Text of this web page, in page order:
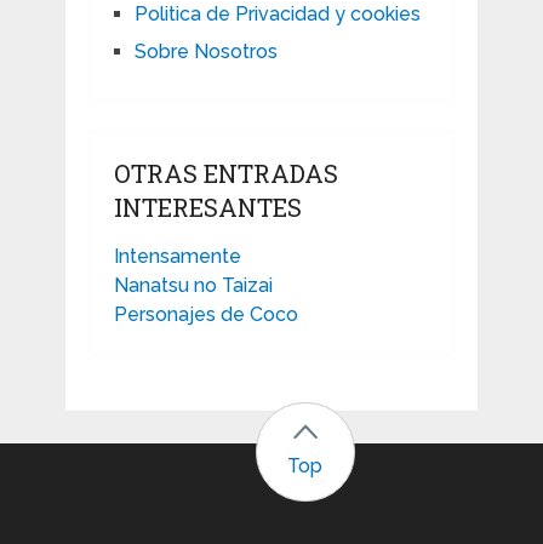
Politica de Privacidad y cookies
Sobre Nosotros
OTRAS ENTRADAS
INTERESANTES
Intensamente
Nanatsu no Taizai
Personajes de Coco
Top